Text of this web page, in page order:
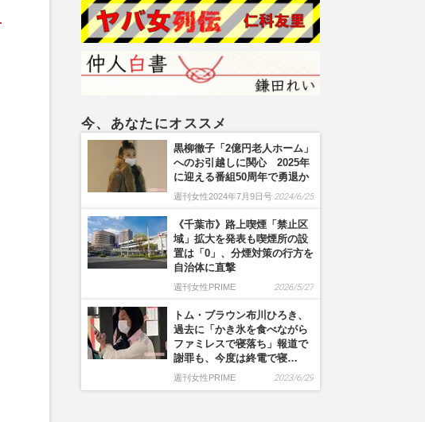
今、あなたにオススメ
黒柳徹子「2億円老人ホーム」
へのお引越しに関心 2025年
に迎える番組50周年で勇退か
週刊女性2024年7月9日号 2024/6/25
《千葉市》路上喫煙「禁止区
域」拡大を発表も喫煙所の設
置は「0」、分煙対策の行方を
自治体に直撃
週刊女性PRIME 2026/5/27
トム・ブラウン布川ひろき、
過去に「かき氷を食べながら
ファミレスで寝落ち」報道で
謝罪も、今度は終電で寝…
週刊女性PRIME 2023/6/29